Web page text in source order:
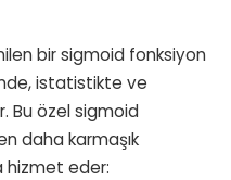
bir sigmoid fonksiyon
istatistikte ve
Bu özel sigmoid
daha karmaşık
hizmet eder: